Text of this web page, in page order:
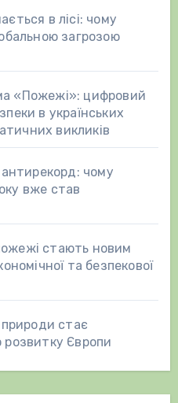
в лісі: чому
загрозою
«Пожежі»: цифровий
в українських
викликів
антирекорд: чому
вже став
стають новим
та безпекової
стає
розвитку Європи